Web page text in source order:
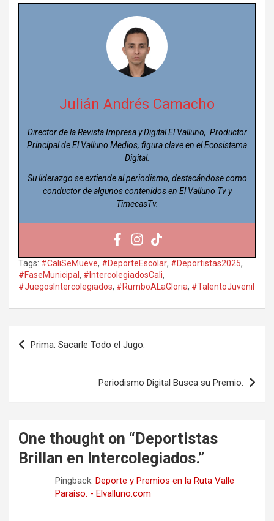
Julián Andrés Camacho
Director de la Revista Impresa y Digital El Valluno, Productor
Principal de El Valluno Medios, figura clave en el Ecosistema
Digital.
Su liderazgo se extiende al periodismo, destacándose como
conductor de algunos contenidos en El Valluno Tv y
TimecasTv.
Tags: #CaliSeMueve, #DeporteEscolar, #Deportistas2025,
#FaseMunicipal, #IntercolegiadosCali,
#JuegosIntercolegiados, #RumboALaGloria, #TalentoJuvenil
Navegación
de
Prima: Sacarle Todo el Jugo.
Periodismo Digital Busca su Premio.
One thought on “ Deportistas
Brillan en Intercolegiados.”
Pingback: Deporte y Premios en la Ruta Valle
Paraíso. - Elvalluno.com